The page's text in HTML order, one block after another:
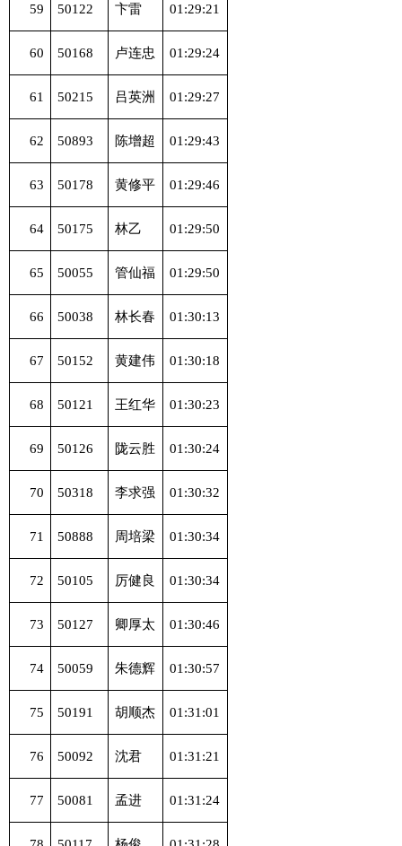
59 50122 卞雷 01:29:21
60 50168 卢连忠 01:29:24
61 50215 吕英洲 01:29:27
62 50893 陈增超 01:29:43
63 50178 黄修平 01:29:46
64 50175 林乙 01:29:50
65 50055 管仙福 01:29:50
66 50038 林长春 01:30:13
67 50152 黄建伟 01:30:18
68 50121 王红华 01:30:23
69 50126 陇云胜 01:30:24
70 50318 李求强 01:30:32
71 50888 周培梁 01:30:34
72 50105 厉健良 01:30:34
73 50127 卿厚太 01:30:46
74 50059 朱德辉 01:30:57
75 50191 胡顺杰 01:31:01
76 50092 沈君 01:31:21
77 50081 孟进 01:31:24